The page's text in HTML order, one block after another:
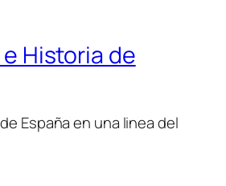
Historia de
España en una linea del